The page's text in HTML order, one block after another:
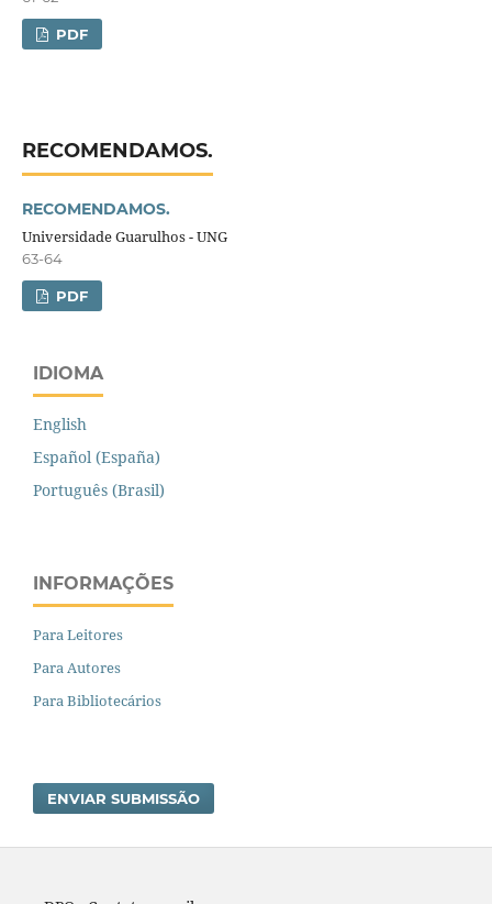
PDF
RECOMENDAMOS.
RECOMENDAMOS.
Universidade Guarulhos - UNG
63-64
PDF
IDIOMA
English
Español (España)
Português (Brasil)
INFORMAÇÕES
Para Leitores
Para Autores
Para Bibliotecários
ENVIAR SUBMISSÃO